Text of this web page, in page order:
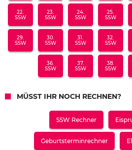
22.
SSW
23.
SSW
24.
SSW
25.
SSW
29.
SSW
30.
SSW
31.
SSW
32.
SSW
36.
SSW
37.
SSW
38.
SSW
MÜSST IHR NOCH RECHNEN?
SSW Rechner
Geburtsterminrechner